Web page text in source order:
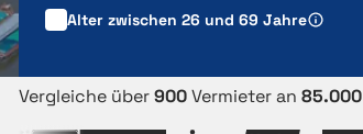
Alter zwischen 26 und 69 Jahre
Vergleiche über900Vermieter an 85.000